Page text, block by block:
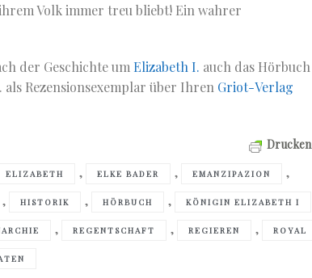
Volk immer treu bliebt! Ein wahrer
der Geschichte umElizabeth I. auch das Hörbuch
Rezensionsexemplar über Ihren Griot-Verlag
Drucken
ELIZABETH , ELKE BADER , EMANZIPAZION ,
, HISTORIK , HÖRBUCH , KÖNIGIN ELIZABETH I
, REGENTSCHAFT , REGIEREN , ROYAL